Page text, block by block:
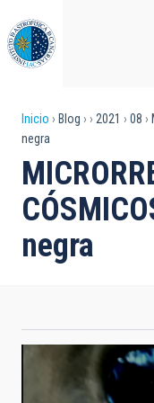
al
contenido
principal
Sobrescribir
enlaces
de
ayuda
a
Inicio Blog 2021 08
negra
negra